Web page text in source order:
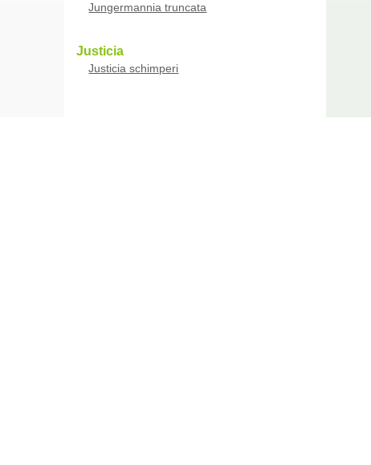
Jungermannia truncata
Justicia
Justicia schimperi